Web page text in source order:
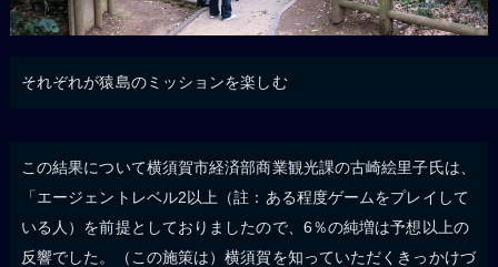
それぞれが猿島のミッションを楽しむ
この結果について横須賀市経済部商業観光課の古崎絵里子氏は、
「エージェントレベル2以上（註：ある程度ゲームをプレイして
いる人）を前提としておりましたので、6％の純増は予想以上の
反響でした。（この施策は）横須賀を知っていただくきっかけづ